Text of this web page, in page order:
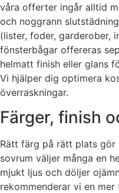
våra offerter ingår alltid
och noggrann
(lister, foder, garderober,
fönsterbågar offereras
helmatt finish eller glans
Vi hjälper dig optimera
överraskningar.
Färger, finish
Rätt färg på rätt plats gör
sovrum väljer många en
mjukt ljus och döljer
rekommenderar vi en